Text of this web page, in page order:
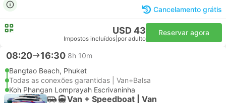
Cancelamento grátis
USD 43
Impostos incluídos por adulto
Reservar agora
08:20 16:30 8h 10m
Bangtao Beach, Phuket
Todas as conexões garantidas | Van+Balsa
Koh Phangan Lomprayah Escrivaninha
Van + Speedboat | Van